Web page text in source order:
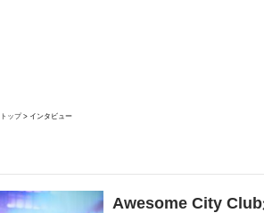
トップ インタビュー
Awesome City Club